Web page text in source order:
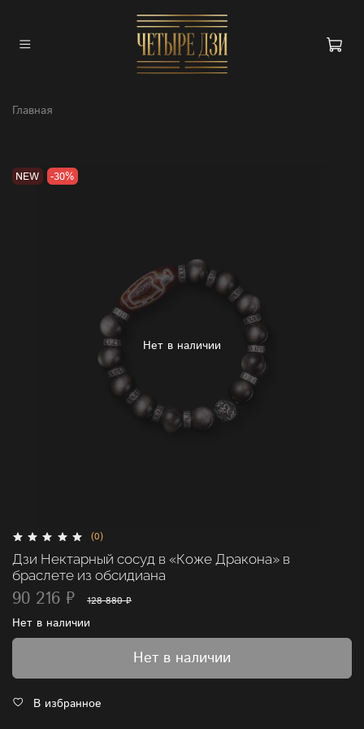
Главная
Нет в наличии
NEW -30%
(0)
Дзи Нектарный сосуд в «Коже Дракона» в
браслете из обсидиана
90 216 ₽ 128 880 ₽
Нет в наличии
Нет в наличии
В избранное